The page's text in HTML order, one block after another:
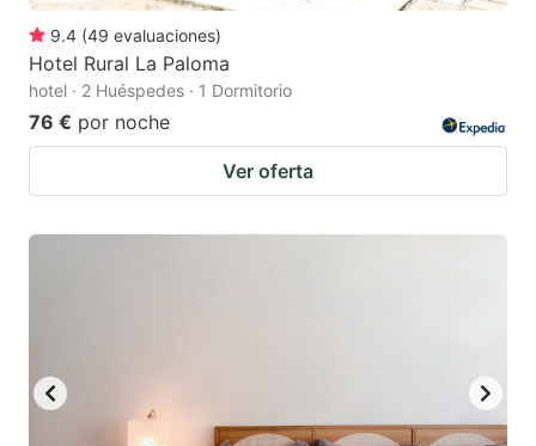
9.4 (49 evaluaciones)
Hotel Rural La Paloma
hotel · 2 Huéspedes · 1 Dormitorio
76 € por noche
Ver oferta